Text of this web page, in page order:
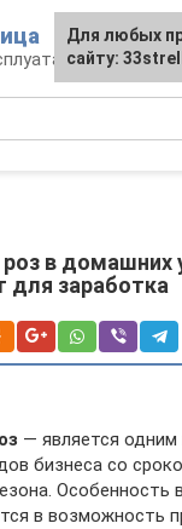
теплиц
в домашних
для заработка
— является
бизнеса со
Особенность
в возможность
Для любых
сайту: